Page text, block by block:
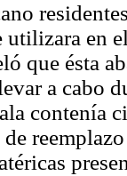
utilizara en
que ésta
a cabo
contenía